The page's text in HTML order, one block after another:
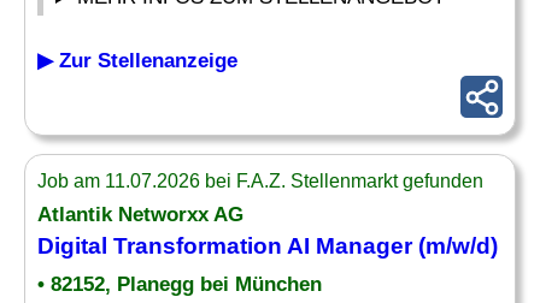
▶ Zur Stellenanzeige
Job am 11.07.2026 bei F.A.Z. Stellenmarkt gefunden
Atlantik Networxx AG
Digital Transformation AI Manager(m/w/d)
• 82152, Planegg bei München